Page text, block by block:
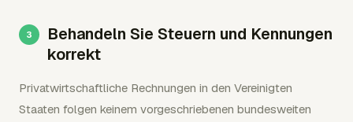
Behandeln Sie Steuern und Kennungen
korrekt
Privatwirtschaftliche Rechnungen in den Vereinigten
Staaten folgen keinem vorgeschriebenen bundesweiten